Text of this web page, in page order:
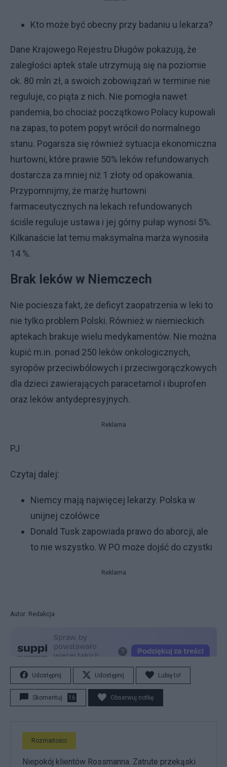
Kto może być obecny przy badaniu u lekarza?
Dane Krajowego Rejestru Długów pokazują, że
zaległości aptek stale utrzymują się na poziomie
ok. 80 mln zł, a swoich zobowiązań w terminie nie
reguluje, co piąta z nich. Nie pomogła nawet
pandemia, bo chociaż początkowo Polacy kupowali
na zapas, to potem popyt wrócił do normalnego
stanu. Pogarsza się również sytuacja ekonomiczna
hurtowni, które prawie 50% leków refundowanych
dostarcza za mniej niż 1 złoty od opakowania.
Przypomnijmy, że marżę hurtowni
farmaceutycznych na lekach refundowanych
ściśle reguluje ustawa i jej górny pułap wynosi 5%.
Kilkanaście lat temu maksymalna marża wynosiła
14 %.
Brak leków w Niemczech
Nie pociesza fakt, że deficyt zaopatrzenia w leki to
nie tylko problem Polski. Również w niemieckich
aptekach brakuje wielu medykamentów. Nie można
kupić m.in. ponad 250 leków onkologicznych,
syropów przeciwbólowych i przeciwgorączkowych
dla dzieci zawierających paracetamol i ibuprofen
oraz leków antydepresyjnych.
Reklama
PJ
Czytaj dalej:
Niemcy mają najwięcej lekarzy. Polska w
unijnej czołówce
Donald Tusk zapowiada prawo do aborcji, ale
to nie wszystko. W PO może dojść do czystki
Reklama
Autor: Redakcja
Udostępnij Udostępnij Lubię to!
Skomentuj 16 Obserwuj notkę
Rozmaitości
Niepokój klientów Rossmanna. Zatrute przekąski